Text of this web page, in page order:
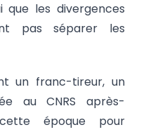
que les divergences
pas séparer les
un franc-tireur, un
au CNRS après-
époque pour